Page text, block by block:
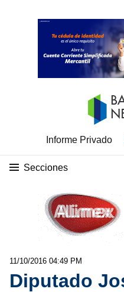
Informe Privado
Secciones
11/10/2016 04:49 PM
Diputado